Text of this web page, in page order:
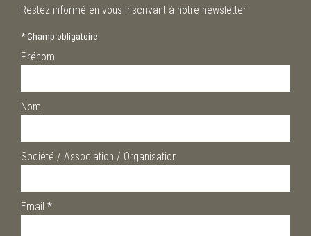
Restez informé en vous inscrivant à notre newsletter
*Champ obligatoire
Prénom
Nom
Société / Association / Organisation
Email *